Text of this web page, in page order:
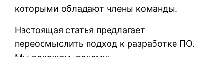
которыми обладают члены команды.
Настоящая статья предлагает
переосмыслить подход к разработке ПО.